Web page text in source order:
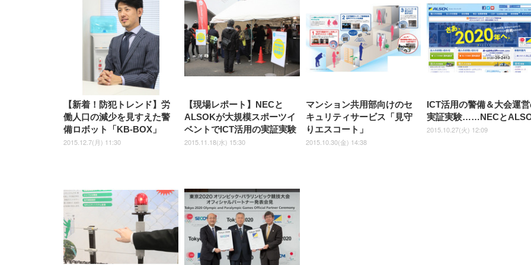
【新着！防犯トレンド】労
働人口の減少を見すえた警
備ロボット「KB-BOX」
2015.12.7(月) 11:30
【現場レポート】NECと
ALSOKが大規模スポーツイ
ベントでICT活用の実証実験
2015.11.18(水) 15:30
マンション共用部向けのセ
キュリティサービス「見守
りエスコート」
2015.10.30(金) 14:38
ICT活用の警備＆大会運
実証実験……NECと
2015.10.27(火) 12:09